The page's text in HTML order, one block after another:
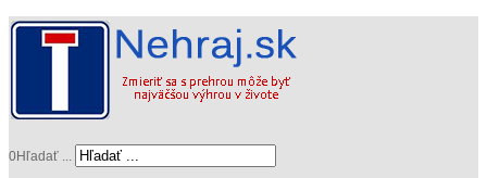
0Hľadať ...